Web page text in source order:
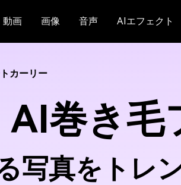
動画 画像 音声 AIエフェクト
カーリー
AI巻き毛
写真をトレ